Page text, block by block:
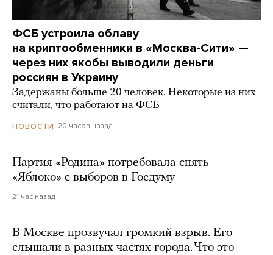
ФСБ устроила облаву
на криптообменники в «Москва-Сити» —
через них якобы выводили деньги
россиян в Украину
Задержаны больше 20 человек. Некоторые из них
считали, что работают на ФСБ
НОВОСТИ 20 часов назад
Партия «Родина» потребовала снять
«Яблоко» с выборов в Госдуму
21 час назад
В Москве прозвучал громкий взрыв. Его
слышали в разных частях города. Что это